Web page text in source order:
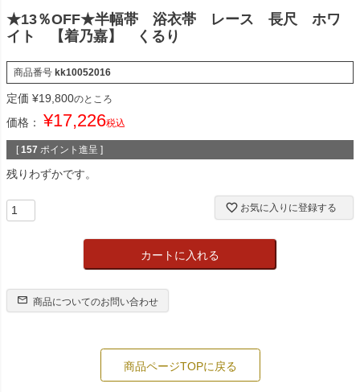
★13％OFF★半幅帯 浴衣帯 レース 長尺 ホワ
イト 【着乃嘉】 くるり
商品番号 kk10052016
定価 ¥19,800のところ
価格： ¥17,226税込
[ 157 ポイント進呈 ]
残りわずかです。
お気に入りに登録する
カートに入れる
商品についてのお問い合わせ
商品ページTOPに戻る